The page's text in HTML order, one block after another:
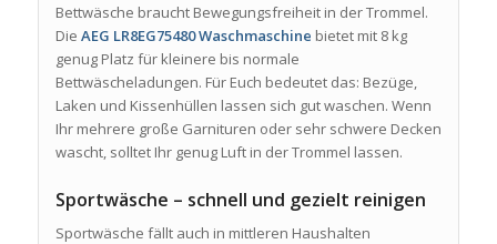
Bettwäsche braucht Bewegungsfreiheit in der Trommel.
Die AEG LR8EG75480 Waschmaschine bietet mit 8 kg
genug Platz für kleinere bis normale
Bettwäscheladungen. Für Euch bedeutet das: Bezüge,
Laken und Kissenhüllen lassen sich gut waschen. Wenn
Ihr mehrere große Garnituren oder sehr schwere Decken
wascht, solltet Ihr genug Luft in der Trommel lassen.
Sportwäsche – schnell und gezielt reinigen
Sportwäsche fällt auch in mittleren Haushalten